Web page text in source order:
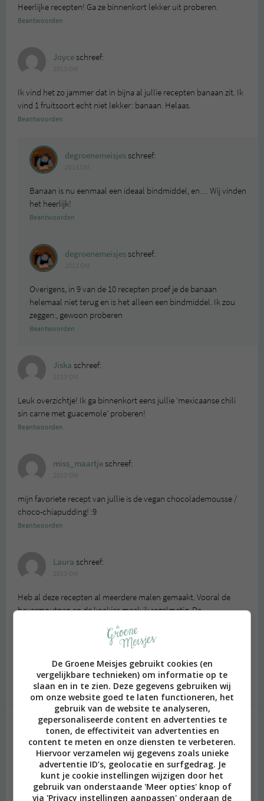
Heerlijke recepten! Ga ze binnenkort lekker uit proberen.
Beantwoorden
Joyceschreef:
Ik vind het zo jammer dat in bijna al jullie recepten banaan zit. Ik
vind 1 fruitsoort echt niet lekker: banaan. Helaas.
Beantwoorden
degroenemeisjesschreef:
Banaan is nu eenmaal een ideaal bindmiddel, en… Wij vinden
het heerlijk!
Beantwoorden
degroenemeisjesschreef:
Overigens, in 9 van de 10 recepten proef je de banaan
helemaal niet terug en is het alleen een bindmiddel. Ik zou
zeggen:, gewoon proberen
Beantwoorden
Jiska schreef:
Leuk overzichtje! Ik ga binnenkort eens jullie ‘mexicaanse chili
sin carne met guacemole’ proberen!
Beantwoorden
miss_maartjeschreef:
mijn favoriete recept van jullie is de vegan chocolademousse /
choco-chiapudding! :9
Beantwoorden
Laura schreef:
Heb al deze recepten al meerdere malen gemaakt. Vooral de
havermoutpap en de koekjes maak ik regelmatig. De
vegetarische chili heb ik nog niet geprobeerd maar ga ik zeker
snel doen. Ik eet sinds een half jaar zo weinig mogelijk suiker,
tarwe en zuivel en jullie geven me heel veel inspiratie wat betreft
gezond en lekker eten. Dank daarvoor :)
Beantwoorden
Geef een reactie
Je e-mailadres wordt niet gepubliceerd.Vereiste velden zijn
gemarkeerd met*
Reactie*
De Groene Meisjes gebruikt cookies (en
vergelijkbare technieken) om informatie op te
slaan en in te zien. Deze gegevens gebruiken wij
om onze website goed te laten functioneren, het
gebruik van de website te analyseren,
gepersonaliseerde content en advertenties te
tonen, de effectiviteit van advertenties en
content te meten en onze diensten te verbeteren.
Hiervoor verzamelen wij gegevens zoals unieke
advertentie ID’s, geolocatie en surfgedrag. Je
kunt je cookie instellingen wijzigen door het
gebruik van onderstaande 'Meer opties' knop of
via 'Privacy instellingen aanpassen' onderaan de